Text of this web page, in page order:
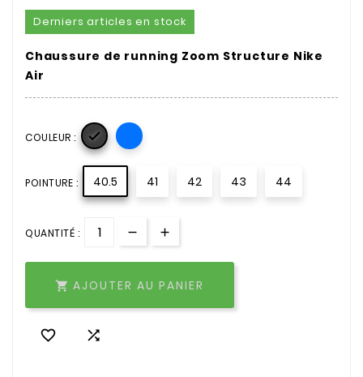
Derniers articles en stock
Chaussure de running Zoom Structure Nike
Air
COULEUR : 
POINTURE : 40.5 41 42 43 44
QUANTITÉ :
 AJOUTER AU PANIER
 